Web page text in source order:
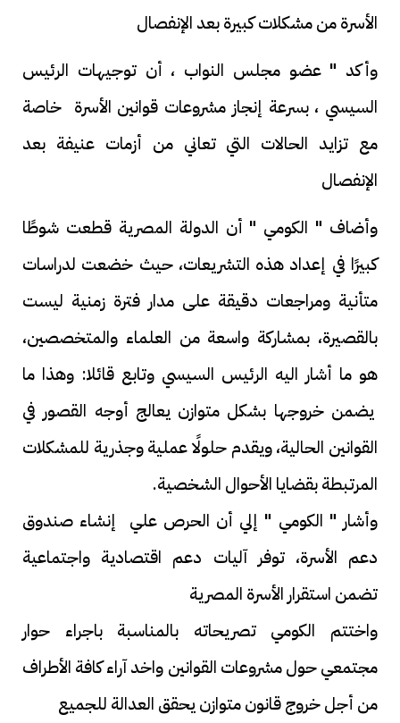
الأسرة من مشكلات كبيرة بعد الإنفصال
وأكد " عضو مجلس النواب ، أن توجيهات الرئيس
السيسي ، بسرعة إنجاز مشروعات قوانين الأسرة خاصة
مع تزايد الحالات التي تعاني من أزمات عنيفة بعد
الإنفصال
وأضاف " الكومي " أن الدولة المصرية قطعت شوطًا
كبيرًا في إعداد هذه التشريعات، حيث خضعت لدراسات
متأنية ومراجعات دقيقة على مدار فترة زمنية ليست
بالقصيرة، بمشاركة واسعة من العلماء والمتخصصين،
هو ما أشار اليه الرئيس السيسي وتابع قائلا: وهذا ما
يضمن خروجها بشكل متوازن يعالج أوجه القصور في
القوانين الحالية، ويقدم حلولًا عملية وجذرية للمشكلات
المرتبطة بقضايا الأحوال الشخصية.
وأشار " الكومي " إلي أن الحرص علي إنشاء صندوق
دعم الأسرة، توفر آليات دعم اقتصادية واجتماعية
تضمن استقرار الأسرة المصرية
واختتم الكومي تصريحاته بالمناسبة باجراء حوار
مجتمعي حول مشروعات القوانين واخد آراء كافة الأطراف
من أجل خروج قانون متوازن يحقق العدالة للجميع